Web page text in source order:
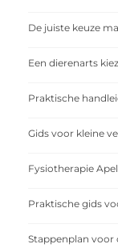
De juiste keuze
Een dierenarts
Praktische
Gids voor kleine
Fysiotherapie
Praktische gids
Stappenplan voor